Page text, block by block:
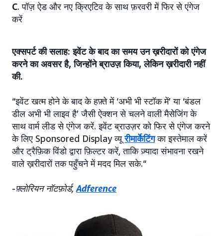
C. पॉज़ ऐड और नए क्रिएटिव के साथ फ़रवरी में फिर से एंगेज
करें
एक्सपर्ट की सलाह: इवेंट के बाद का समय उन ख़रीदारों को एंगेज
करने का अवसर है, जिन्होंने ब्राउज़ किया, लेकिन ख़रीदारी नहीं
की.
“इवेंट खत्म होने के बाद के हफ़्ते में ‘अभी भी स्टॉक में’ या ‘बंडल
डील अभी भी लाइव है’ जैसी ऐक्शन से चलने वाली मैसेजिंग के
साथ वार्म लीड से एंगेज करें. इवेंट ब्राउज़र को फिर से एंगेज करने
के लिए Sponsored Display व्यूरीमार्केटिंगका इस्तेमाल करें
और ट्रैफ़िक विंडो द्वारा फ़िल्टर करें, ताकि ज़्यादा संभावना रखने
वाले ख़रीदारों तक पहुँचने में मदद मिल सके.“
-फ़्लोरियन नॉटफ़ोर्ड, Adference